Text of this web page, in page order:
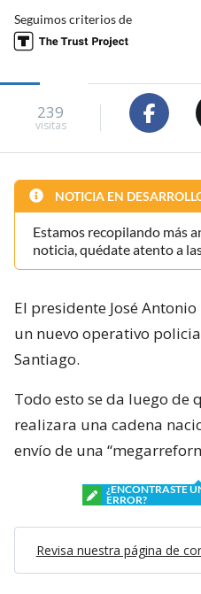
Seguimos criterios de
239
visitas
NOTICIA EN
Estamos recopilando más
noticia, quédate atento a
El presidente José
un nuevo operativo
Santiago.
Todo esto se da luego de
realizara una cadena
envío de una
¿ENCONTRASTE
ERROR?
Revisa nuestra página de